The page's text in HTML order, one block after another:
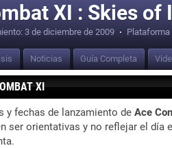
XI : Skies of
3 de diciembre de 2009 · Plataforma
Noticias Guía Completa
XI
y fechas de lanzamiento de Ace
ser orientativas y no reflejar el día